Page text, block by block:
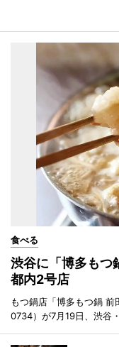
食べる
渋谷に「博多も
都内2号店
もつ鍋店「博多もつ鍋
0734）が7月19日、渋谷